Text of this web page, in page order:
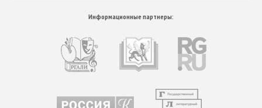
Информационные партнеры: